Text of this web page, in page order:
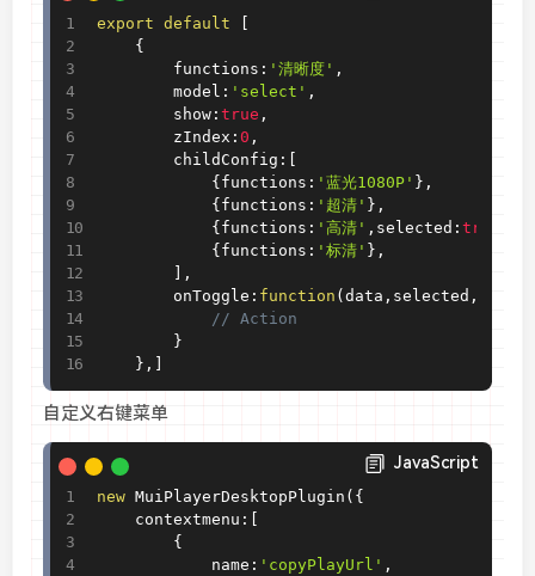
export default
[
{
		functions
: '清晰度' ,
		model
: 'select' ,
		show
: true ,
		zIndex
: 0 ,
		childConfig
: [
{functions : '蓝光1080P' } ,
{functions : '超清' } ,
{functions : '高清' , selected : true
{functions : '标清' } ,
] ,
		onToggle
: function (data , selected ,
// Action
}
} , ]
自定义右键菜单
JavaScript
new MuiPlayerDesktopPlugin ( {
    contextmenu
:
{
            name
: 'copyPlayUrl' ,